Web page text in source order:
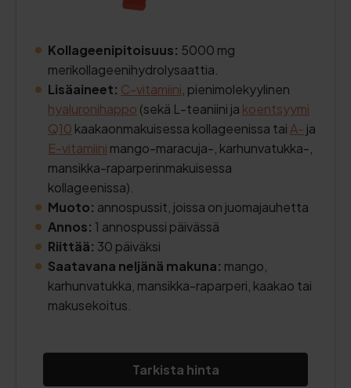
Kollageenipitoisuus: 5000 mg
merikollageenihydrolysaattia.
Lisäaineet: C-vitamiini , pienimolekyylinen
hyaluronihappo (sekä L-teaniini ja koentsyymi
Q10 kaakaonmakuisessa kollageenissa tai A- ja
E-vitamiini mango-maracuja-, karhunvatukka-,
mansikka-raparperinmakuisessa
kollageenissa).
Muoto: annospussit, joissa on juomajauhetta
Annos: 1 annospussi päivässä
Riittää: 30 päiväksi
Saatavana neljänä makuna: mango,
karhunvatukka, mansikka-raparperi, kaakao tai
makusekoitus.
Tarkista hinta